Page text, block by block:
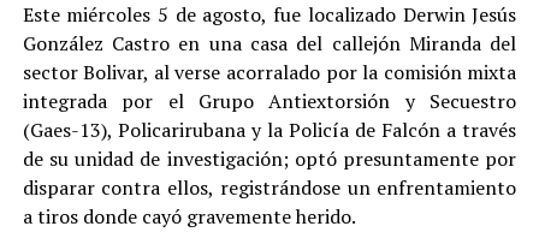
Este miércoles 5 de agosto, fue localizado Derwin Jesús
González Castro en una casa del callejón Miranda del
sector Bolivar, al verse acorralado por la comisión mixta
integrada por el Grupo Antiextorsión y Secuestro
(Gaes-13), Policarirubana y la Policía de Falcón a través
de su unidad de investigación; optó presuntamente por
disparar contra ellos, registrándose un enfrentamiento
a tiros donde cayó gravemente herido.